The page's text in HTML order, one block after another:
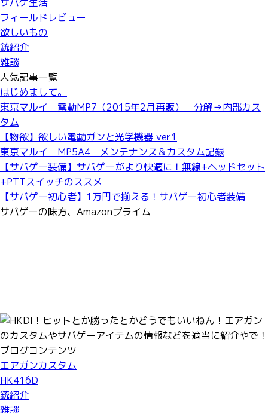
フィールドレビュー
欲しいもの
銃紹介
雑談
人気記事一覧
はじめまして。
東京マルイ 電動MP7（2015年2月再販） 分解→内部カス
タム
【物欲】欲しい電動ガンと光学機器 ver1
東京マルイ MP5A4 メンテナンス＆カスタム記録
【サバゲー装備】サバゲーがより快適に！無線+ヘッドセット
+PTTスイッチのススメ
【サバゲー初心者】1万円で揃える！サバゲー初心者装備
サバゲーの味方、Amazonプライム
ブログコンテンツ
エアガンカスタム
HK416D
銃紹介
雑談